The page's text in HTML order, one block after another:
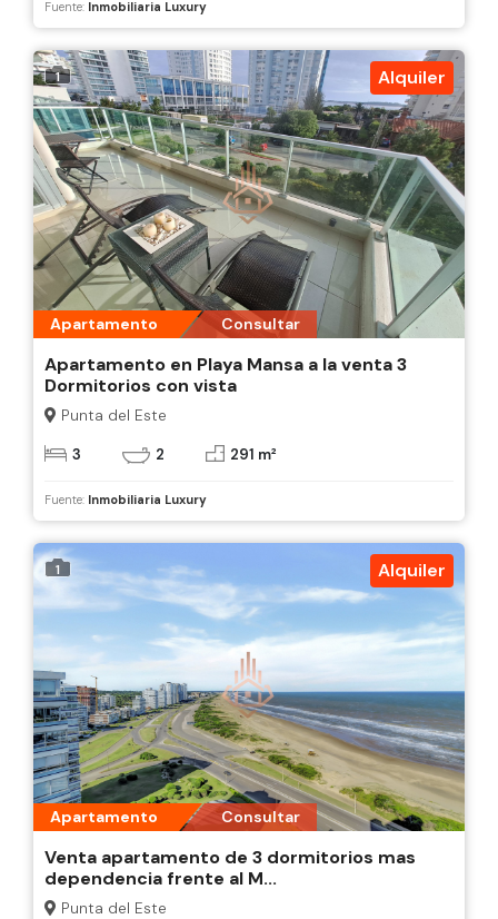
Fuente: Inmobiliaria Luxury
1 Alquiler
Apartamento Consultar
Apartamento en Playa Mansa a la venta 3
Dormitorios con vista
Punta del Este
3 2 291 m²
Fuente: Inmobiliaria Luxury
1 Alquiler
Apartamento Consultar
Venta apartamento de 3 dormitorios mas
dependencia frente al M...
Punta del Este